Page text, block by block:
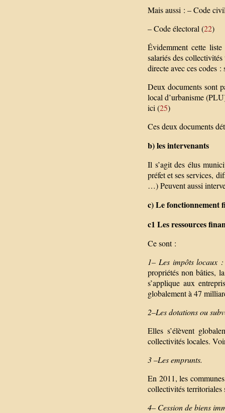
Mais aussi : – Code
– Code électoral (22)
Évidemment cette
salariés des
directe avec ces codes
Deux documents sont
local d’urbanisme
ici (25)
Ces deux documents
b) les intervenants
Il s’agit des élus
préfet et ses services,
…) Peuvent aussi
c) Le fonctionnement
c1 Les ressources
Ce sont :
1– Les impôts locaux :
propriétés non bâties,
s’applique aux
globalement à 47
2–Les dotations ou
Elles s’élèvent
collectivités locales.
3 –Les emprunts.
En 2011, les
collectivités territoriales
4– Cession de biens